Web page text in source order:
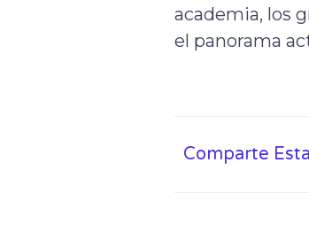
academia, los
el panorama
Comparte